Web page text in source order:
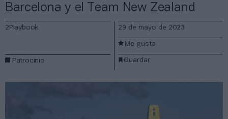
Barcelona y el Team New Zealand
2Playbook
Patrocinio
29 de mayo de 2023
Guardar
Me gusta